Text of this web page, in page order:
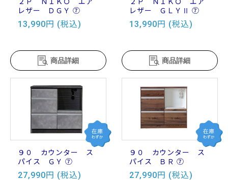
レザー ＤＧＹ ⑦
13,990円 (税込)
商品詳細
レザー ＧＬＹⅡ ⑦
13,990円 (税込)
商品詳細
９０ カウンター ス
パイス ＧＹ ⑦
27,990円 (税込)
９０ カウンター ス
パイス ＢＲ ⑦
27,990円 (税込)